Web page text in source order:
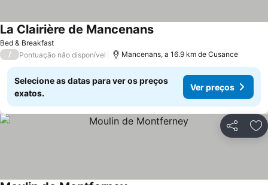
Bed & Breakfast
La Clairière de MancenansVer preços
/ Pontuação não disponível Mancenans, a 16.9 km de Cusance
Selecione as datas para ver os preços
exatos.
Ver preços
Partilhar